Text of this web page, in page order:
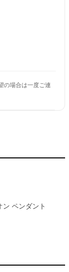
の場合は一度ご連
ペンダント